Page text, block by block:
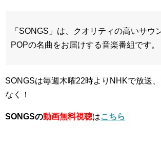
「SONGS」は、クオリティの高いサウ
POPの名曲をお届けする音楽番組です。
SONGSは毎週木曜22時よりNHKで放送
なく！
SONGSの動画無料視聴はこちら